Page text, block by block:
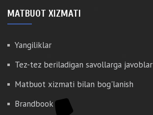
MATBUOT XIZMATI
Yangiliklar
Tez-tez beriladigan savollarga javoblar
Matbuot xizmati bilan bog'lanish
Brandbook